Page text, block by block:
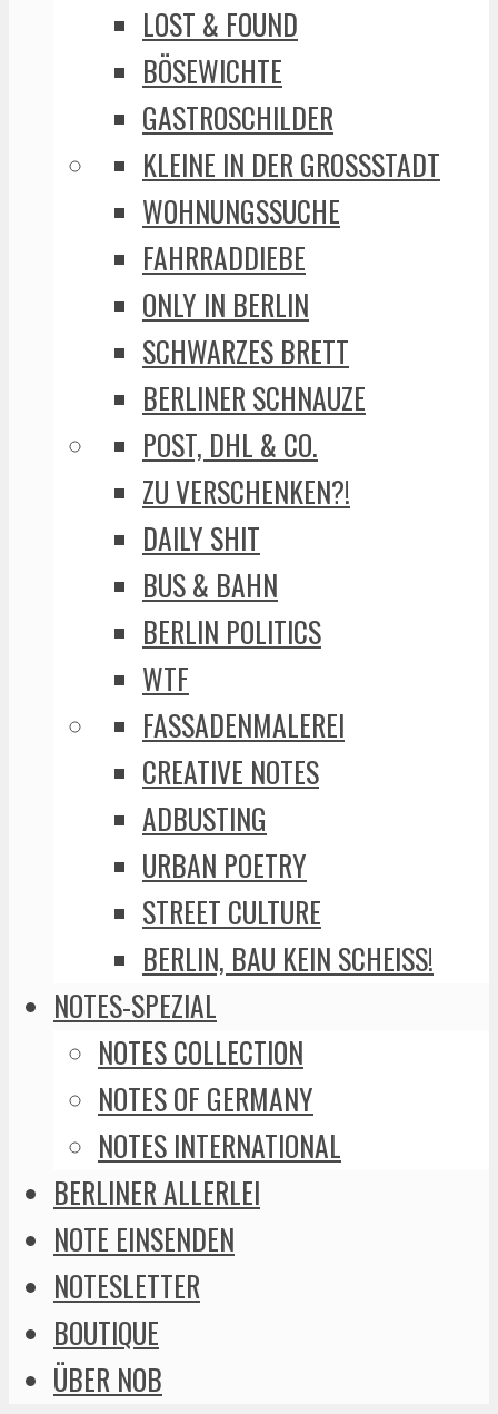
LOST & FOUND
BÖSEWICHTE
GASTROSCHILDER
KLEINE IN DER GROSSSTADT
WOHNUNGSSUCHE
FAHRRADDIEBE
ONLY IN BERLIN
SCHWARZES BRETT
BERLINER SCHNAUZE
POST, DHL & CO.
ZU VERSCHENKEN?!
DAILY SHIT
BUS & BAHN
BERLIN POLITICS
WTF
FASSADENMALEREI
CREATIVE NOTES
ADBUSTING
URBAN POETRY
STREET CULTURE
BERLIN, BAU KEIN SCHEISS!
NOTES-SPEZIAL
NOTES COLLECTION
NOTES OF GERMANY
NOTES INTERNATIONAL
BERLINER ALLERLEI
NOTE EINSENDEN
NOTESLETTER
BOUTIQUE
ÜBER NOB